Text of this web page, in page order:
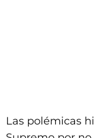
Las polémicas